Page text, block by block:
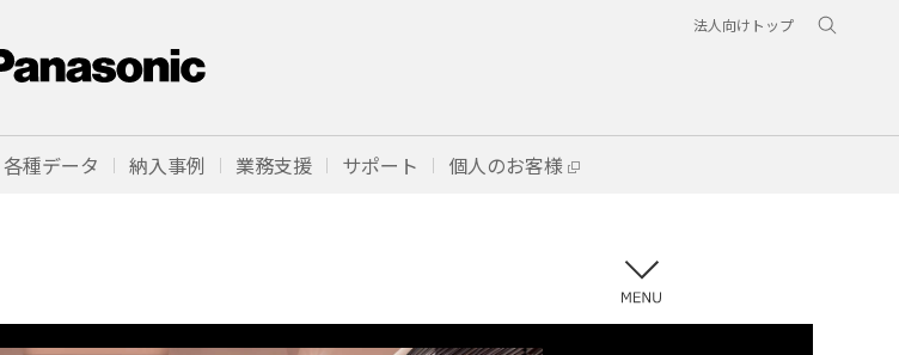
法人向けトップ
各種データ 納入事例 業務支援 サポート 個人のお客様